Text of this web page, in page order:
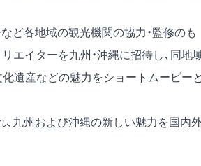
ど各地域の観光機関の協力・監修のも
エイターを九州・沖縄に招待し、同地
化遺産などの魅力をショートムービー
九州および沖縄の新しい魅力を国内